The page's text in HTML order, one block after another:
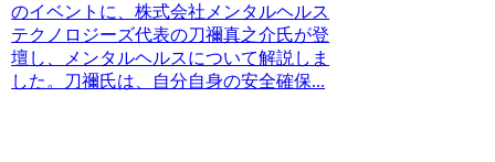
のイベントに、株式会社メンタルヘルス
テクノロジーズ代表の刀禰真之介氏が登
壇し、メンタルヘルスについて解説しま
した。刀禰氏は、自分自身の安全確保...